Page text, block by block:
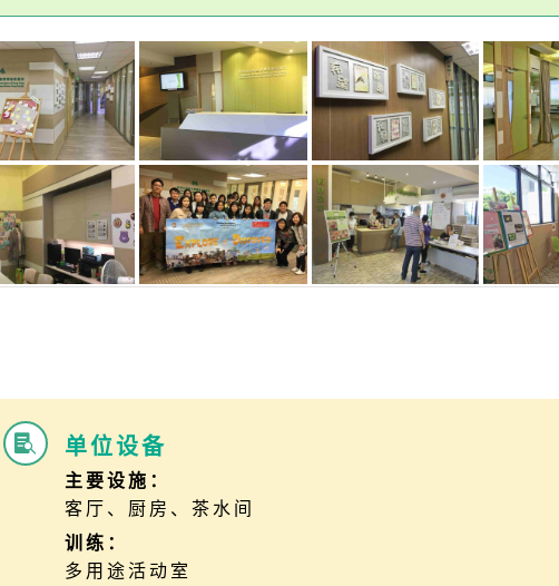
 单位设备
主要设施：
客厅、厨房、茶水间
训练：
多用途活动室